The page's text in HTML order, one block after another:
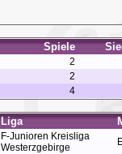
Spiele
2
2
4
Liga
F-Junioren Kreisliga
Westerzgebirge